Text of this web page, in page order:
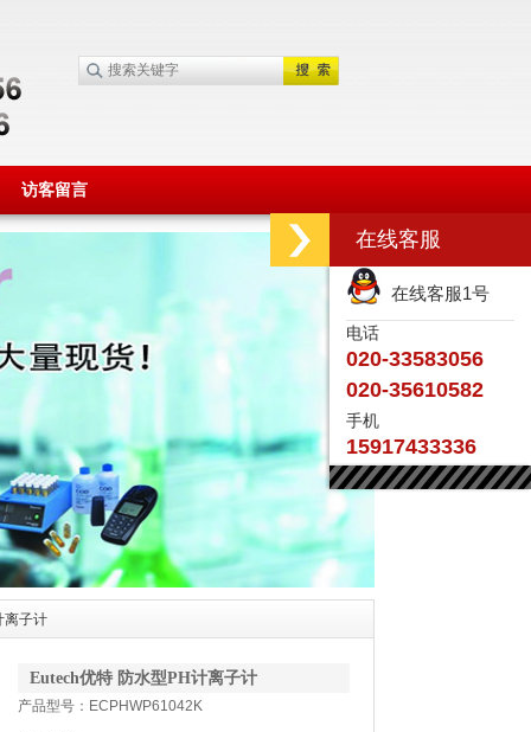
访客留言
离子计
Eutech优特 防水型PH计离子计
产品型号：ECPHWP61042K
在线客服
在线客服1号
电话
020-33583056
020-35610582
手机
15917433336